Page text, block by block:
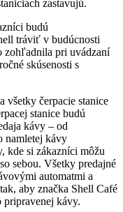
zastavujú.
budú
tráviť v budúcnosti
zohľadnila pri uvádzaní
skúsenosti s
všetky čerpacie stanice
stanice budú
kávy – od
namletej kávy
kde si zákazníci môžu
sebou. Všetky predajné
automatmi a
aby značka Shell Café
kávy.